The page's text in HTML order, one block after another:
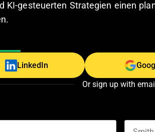
KI-gesteuerten Strategien einen
LinkedIn
Or sign up with